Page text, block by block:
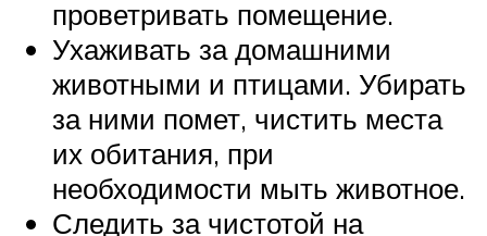
проветривать помещение.
Ухаживать за домашними
животными и птицами. Убирать
за ними помет, чистить места
их обитания, при
необходимости мыть животное.
Следить за чистотой на